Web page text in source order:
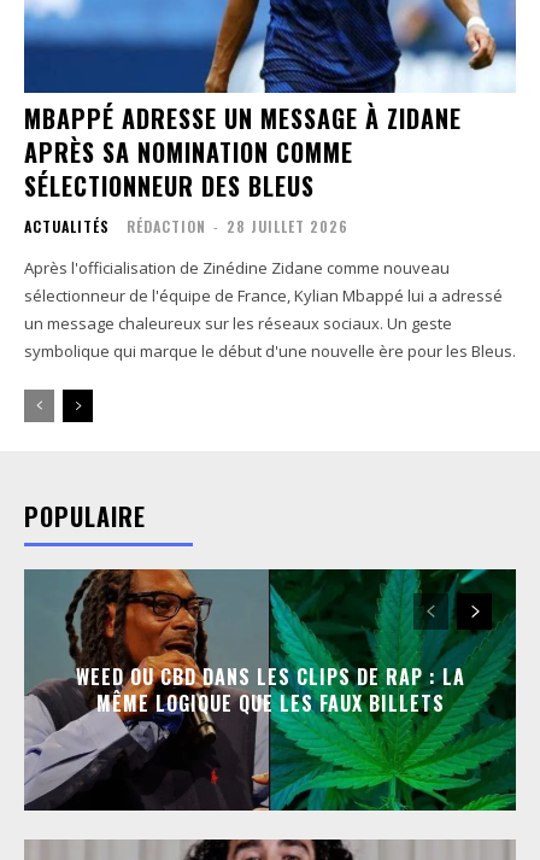
MBAPPÉ ADRESSE UN MESSAGE À ZIDANE
APRÈS SA NOMINATION COMME
SÉLECTIONNEUR DES BLEUS
ACTUALITÉS RÉDACTION - 28 JUILLET 2026
Après l'officialisation de Zinédine Zidane comme nouveau
sélectionneur de l'équipe de France, Kylian Mbappé lui a adressé
un message chaleureux sur les réseaux sociaux. Un geste
symbolique qui marque le début d'une nouvelle ère pour les Bleus.
POPULAIRE
WEED OU CBD DANS LES CLIPS DE RAP : LA
MÊME LOGIQUE QUE LES FAUX BILLETS